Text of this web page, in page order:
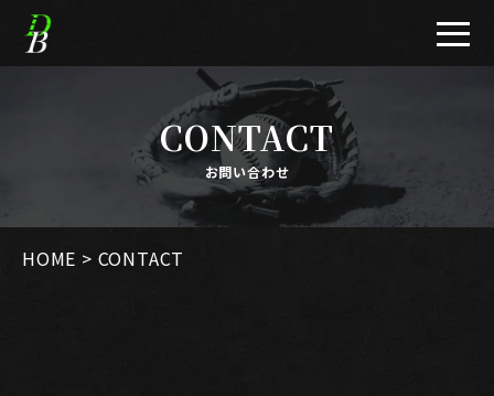
CONTACT
お問い合わせ
HOME > CONTACT